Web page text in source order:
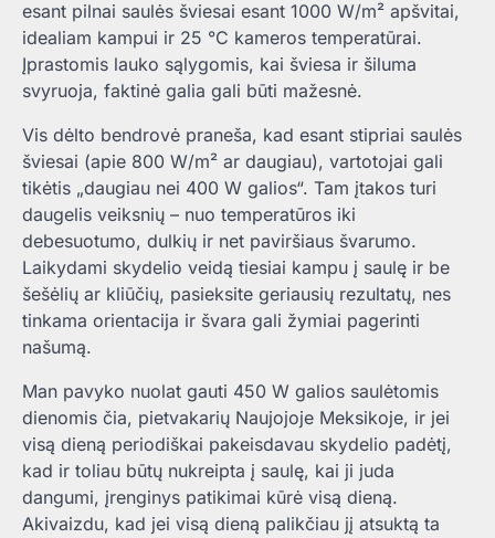
esant pilnai saulės šviesai esant 1000 W/m² apšvitai,
idealiam kampui ir 25 °C kameros temperatūrai.
Įprastomis lauko sąlygomis, kai šviesa ir šiluma
svyruoja, faktinė galia gali būti mažesnė.
Vis dėlto bendrovė praneša, kad esant stipriai saulės
šviesai (apie 800 W/m² ar daugiau), vartotojai gali
tikėtis „daugiau nei 400 W galios“. Tam įtakos turi
daugelis veiksnių – nuo ​​temperatūros iki
debesuotumo, dulkių ir net paviršiaus švarumo.
Laikydami skydelio veidą tiesiai kampu į saulę ir be
šešėlių ar kliūčių, pasieksite geriausių rezultatų, nes
tinkama orientacija ir švara gali žymiai pagerinti
našumą.
Man pavyko nuolat gauti 450 W galios saulėtomis
dienomis čia, pietvakarių Naujojoje Meksikoje, ir jei
visą dieną periodiškai pakeisdavau skydelio padėtį,
kad ir toliau būtų nukreipta į saulę, kai ji juda
dangumi, įrenginys patikimai kūrė visą dieną.
Akivaizdu, kad jei visą dieną palikčiau jį atsuktą ta